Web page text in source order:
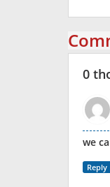
0
we
Reply